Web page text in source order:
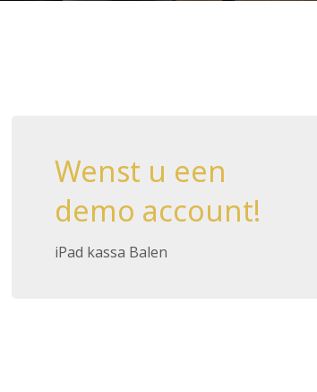
Wenst u een
demo account!
iPad kassa Balen